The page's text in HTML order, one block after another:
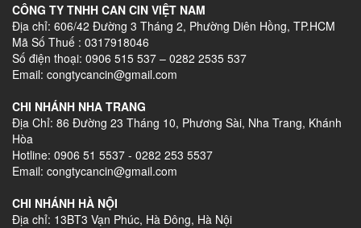
CÔNG TY TNHH CAN CIN VIỆT NAM
Địa chỉ: 606/42 Đường 3 Tháng 2, Phường Diên Hồng, TP.HCM
Mã Số Thuế : 0317918046
Số điện thoại: 0906 515 537 – 0282 2535 537
Email: congtycancin@gmail.com
CHI NHÁNH NHA TRANG
Địa Chỉ: 86 Đường 23 Tháng 10, Phương Sài, Nha Trang, Khánh
Hòa
Hotline: 0906 51 5537 - 0282 253 5537
Email: congtycancin@gmail.com
CHI NHÁNH HÀ NỘI
Địa chỉ: 13BT3 Vạn Phúc, Hà Đông, Hà Nội